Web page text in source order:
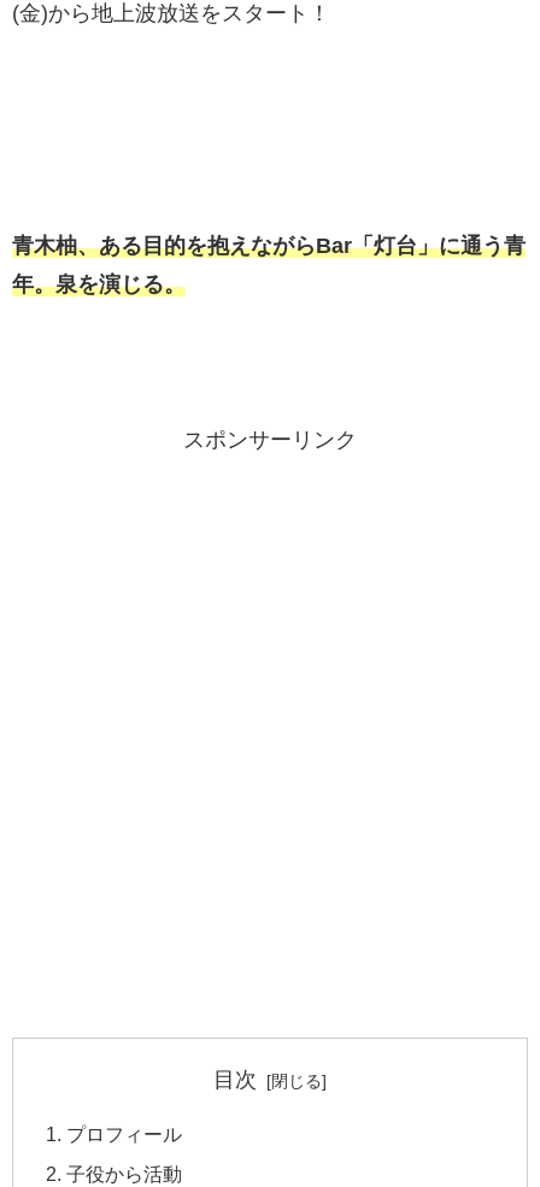
(金)から地上波放送をスタート！
青木柚、ある目的を抱えながらBar「灯台」に通う青
年。泉を演じる。
スポンサーリンク
目次
プロフィール
子役から活動